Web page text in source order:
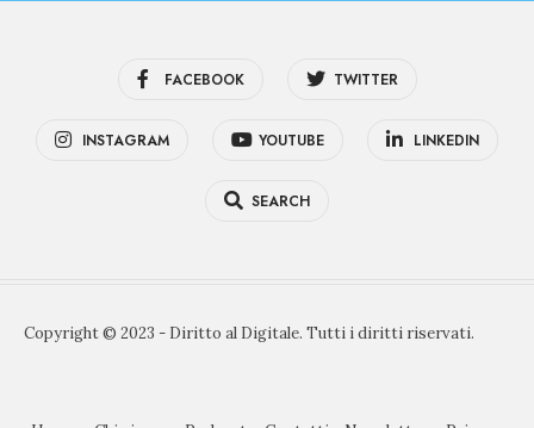
FACEBOOK TWITTER
INSTAGRAM YOUTUBE LINKEDIN
SEARCH
Copyright © 2023 - Diritto al Digitale. Tutti i diritti riservati.